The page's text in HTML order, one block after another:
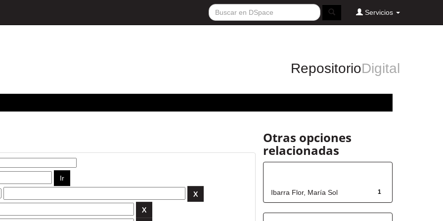
Servicios
RepositorioDigital
Otras opciones
relacionadas
1
Ibarra Flor, María Sol